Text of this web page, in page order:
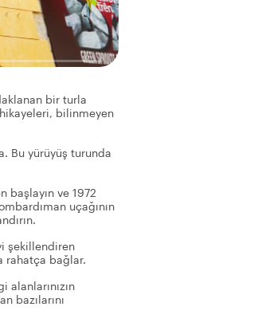
bir turla
bilinmeyen
Bu yürüyüş turunda
ve 1972
uçağının
şekillendiren
rahatça bağlar.
bazılarını